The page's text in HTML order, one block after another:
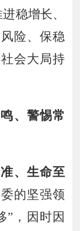
稳增长、
险、保稳
会大 局持
、 警惕常
、 生命至
的坚强领
”， 因时因